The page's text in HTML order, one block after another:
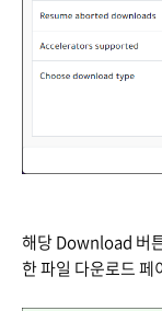
해당 Download 버
한 파일 다운로드 페